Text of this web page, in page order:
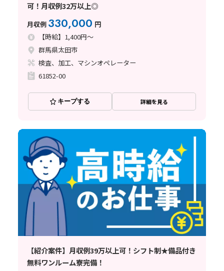
可！月収例32万以上◎
月収例 330,000 円
【時給】1,400円～
群馬県太田市
検査、加工、マシンオペレーター
61852-00
キープする 詳細を見る
【紹介案件】月収例39万以上可！シフト制★備品付き
無料ワンルーム寮完備！